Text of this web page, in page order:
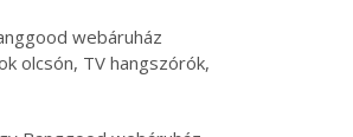
webáruház
olcsón, TV hangszórók,